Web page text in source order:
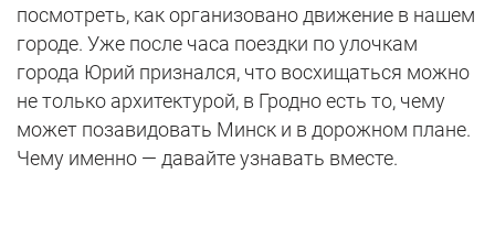
посмотреть, как организовано движение в нашем
городе. Уже после часа поездки по улочкам
города Юрий признался, что восхищаться можно
не только архитектурой, в Гродно есть то, чему
может позавидовать Минск и в дорожном плане.
Чему именно — давайте узнавать вместе.